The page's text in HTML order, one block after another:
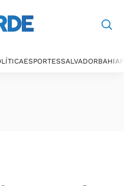
ESPORTESSALVADORBAHIA